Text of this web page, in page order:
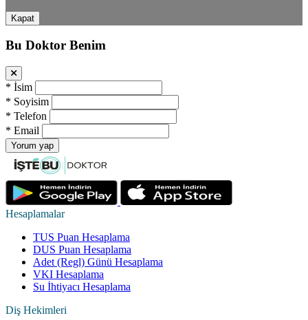
Kapat
Bu Doktor Benim
* İsim
* Soyisim
* Telefon
* Email
Yorum yap
Hesaplamalar
TUS Puan Hesaplama
DUS Puan Hesaplama
Adet (Regl) Günü Hesaplama
VKI Hesaplama
Su İhtiyacı Hesaplama
Diş Hekimleri